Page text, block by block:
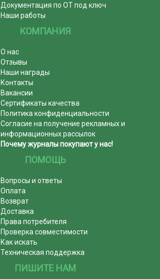
Документация по ОТ под ключ
Наши работы
КОМПАНИЯ
О нас
Отзывы
Наши награды
Контакты
Вакансии
Сертификаты качества
Политика конфиденциальности
Согласие на получение рекламных и
информационных рассылок
Почему журналы покупают у нас!
ПОМОЩЬ
Вопросы и ответы
Оплата
Возврат
Доставка
Права потребителя
Проверка совместимости
Как искать
Техническая поддержка
ПИШИТЕ НАМ